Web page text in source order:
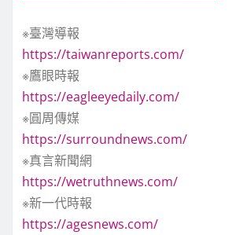
※臺灣導報
https://taiwanreports.com/
※鷹眼時報
https://eagleeyedaily.com/
※圓周傳媒
https://surroundnews.com/
※真言新聞網
https://wetruthnews.com/
※新一代時報
https://agesnews.com/